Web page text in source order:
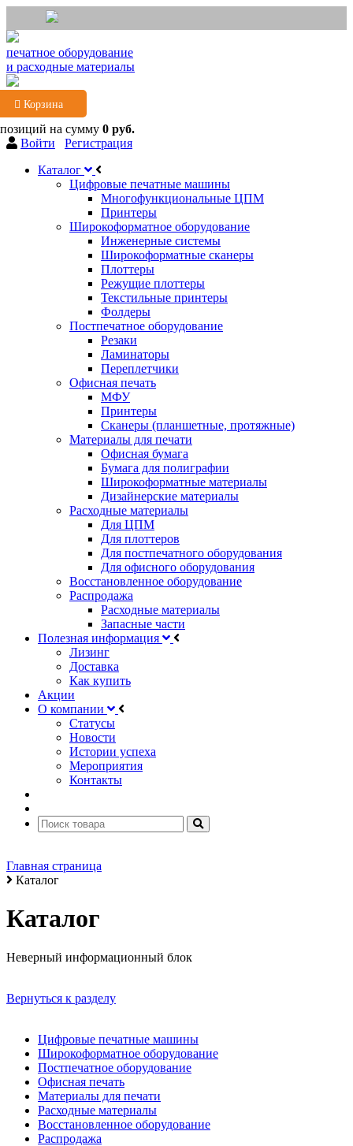
печатное оборудование
и расходные материалы
Корзина
на сумму 0 руб.
Войти
Регистрация
Каталог
Цифровые печатные машины
Многофункциональные ЦПМ
Принтеры
Широкоформатное оборудование
Инженерные системы
Широкоформатные сканеры
Плоттеры
Режущие плоттеры
Текстильные принтеры
Фолдеры
Постпечатное оборудование
Резаки
Ламинаторы
Переплетчики
Офисная печать
МФУ
Принтеры
Сканеры (планшетные, протяжные)
Материалы для печати
Офисная бумага
Бумага для полиграфии
Широкоформатные материалы
Дизайнерские материалы
Расходные материалы
Для ЦПМ
Для плоттеров
Для постпечатного оборудования
Для офисного оборудования
Восстановленное оборудование
Распродажа
Расходные материалы
Запасные части
Полезная информация
Лизинг
Доставка
Как купить
Акции
О компании
Статусы
Новости
Истории успеха
Мероприятия
Контакты
Главная страница
Каталог
Каталог
Неверный информационный блок
Вернуться к разделу
Цифровые печатные машины
Широкоформатное оборудование
Постпечатное оборудование
Офисная печать
Материалы для печати
Расходные материалы
Восстановленное оборудование
Распродажа